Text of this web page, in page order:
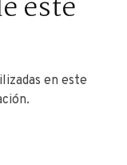
este
en este